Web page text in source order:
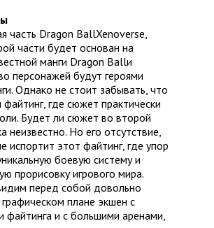
часть Dragon BallXenoverse,
части будет основан на
манги Dragon Ballи
персонажей будут героями
Однако не стоит забывать, что
где сюжет практически
Будет ли сюжет во второй
неизвестно. Но его отсутствие,
испортит этот файтинг, где упор
боевую систему и
прорисовку игрового мира.
перед собой довольно
плане экшен с
файтинга и с большими аренами,